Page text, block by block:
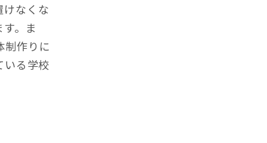
なくな
。ま
制作りに
いる学校